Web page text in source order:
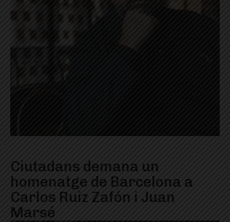
Ciutadans demana un
homenatge de Barcelona a
Carlos Ruiz Zafón i Juan
Marsé